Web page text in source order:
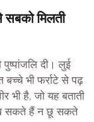
सबको मिलती
दी। लुई
बच्चे भी फर्राटे से पढ़
है, जो यह बताती
सकते हैं न छू सकते